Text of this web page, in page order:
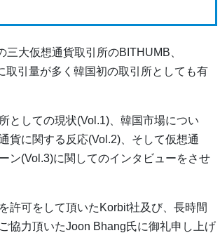
三大仮想通貨取引所のBITHUMB、
取引量が多く韓国初の取引所としても有
としての現状(Vol.1)、韓国市場につい
貨に関する反応(Vol.2)、そして仮想通
ン(Vol.3)に関してのインタビューをさせ
許可をして頂いたKorbit社及び、長時間
協力頂いたJoon Bhang氏に御礼申し上げ